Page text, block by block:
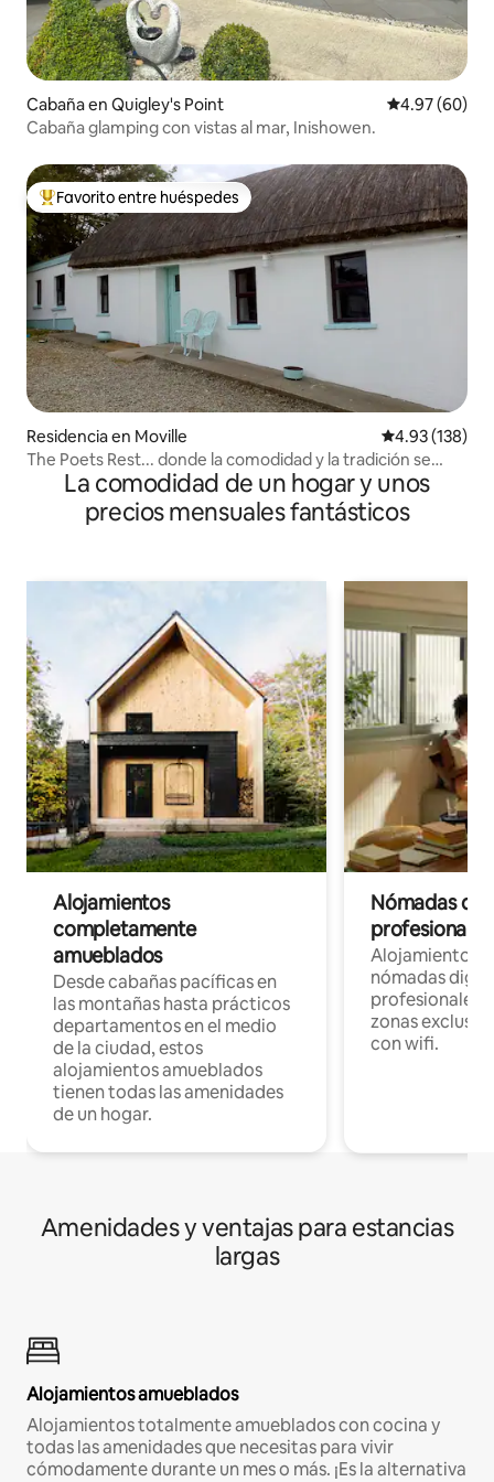
Cabaña en Quigley's Point Calificación
4.97 (60)
Cabaña glamping con vistas al mar, Inishowen.
De los mejores en Favorito entre huéspedes
Favorito entre huéspedes
Residencia en Moville Calificación
4.93 (138)
The Poets Rest... donde la comodidad y la tradición se
encuentran.
La comodidad de un hogar y unos
precios mensuales fantásticos
Alojamientos
completamente
amueblados
Desde cabañas pacíficas en
las montañas hasta prácticos
departamentos en el medio
de la ciudad, estos
alojamientos amueblados
tienen todas las amenidades
de un hogar.
Nómadas
Alojamientos
nómadas
profesionales
zonas
con wifi.
Amenidades y ventajas para estancias
largas
Alojamientos amueblados
Alojamientos totalmente amueblados con cocina y
todas las amenidades que necesitas para vivir
cómodamente durante un mes o más. ¡Es la alternativa